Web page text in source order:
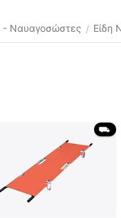
- Ναυαγοσώστες / Είδη
⛟